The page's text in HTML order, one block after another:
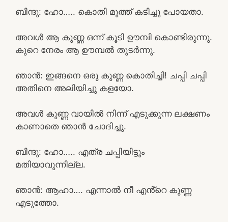
ബിന്ദു: ഹോ….. കൊതി മൂത്ത് കടിച്ചു പോയതാ.
അവൾ ആ കുണ്ണ ഒന്ന് കൂടി ഊമ്പി കൊണ്ടിരുന്നു.
കുറെ നേരം ആ ഊമ്പൽ തുടർന്നു.
ഞാൻ: ഇങ്ങനെ ഒരു കുണ്ണ കൊതിച്ചി! ചപ്പി ചപ്പി
അതിനെ അലിയിച്ചു കളയോ.
അവൾ കുണ്ണ വായിൽ നിന്ന് എടുക്കുന്ന ലക്ഷണം
കാണാതെ ഞാൻ ചോദിച്ചു.
ബിന്ദു: ഹോ….. എത്ര ചപ്പിയിട്ടും
മതിയാവുന്നില്ല.
ഞാൻ: ആഹാ…. എന്നാൽ നീ എൻ്റെ കുണ്ണ
എടുത്തോ.